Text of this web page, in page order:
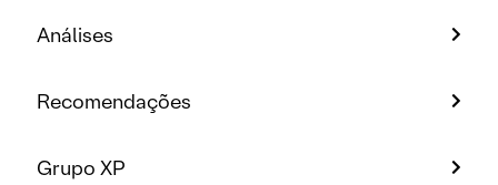
Análises
Recomendações
Grupo XP